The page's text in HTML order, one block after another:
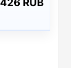
426 RUB